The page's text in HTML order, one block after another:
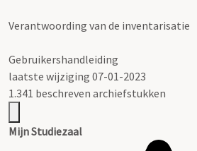
Verantwoording van de inventarisatie
Gebruikershandleiding
laatste wijziging 07-01-2023
1.341 beschreven archiefstukken
Mijn Studiezaal